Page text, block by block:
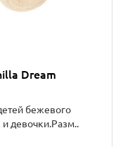
Dream
бежевого
и девочки.Разм..